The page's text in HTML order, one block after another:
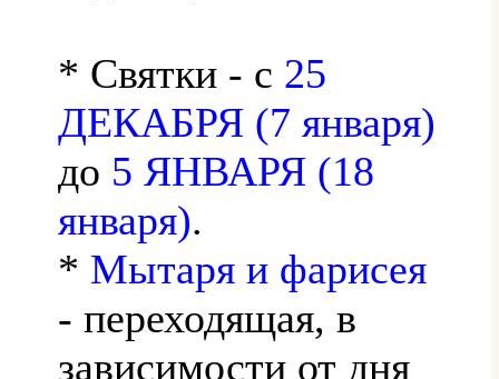
* Святки - с 25
ДЕКАБРЯ (7 января)
до 5 ЯНВАРЯ (18
января).
* Мытаря и фарисея
- переходящая, в
зависимости от дня